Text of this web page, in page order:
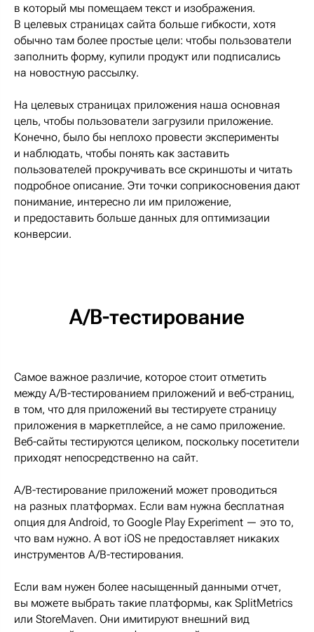
в который мы помещаем текст и изображения.
В целевых страницах сайта больше гибкости, хотя
обычно там более простые цели: чтобы пользователи
заполнить форму, купили продукт или подписались
на новостную рассылку.
На целевых страницах приложения наша основная
цель, чтобы пользователи загрузили приложение.
Конечно, было бы неплохо провести эксперименты
и наблюдать, чтобы понять как заставить
пользователей прокручивать все скриншоты и читать
подробное описание. Эти точки соприкосновения дают
понимание, интересно ли им приложение,
и предоставить больше данных для оптимизации
конверсии.
A/B-тестирование
Самое важное различие, которое стоит отметить
между A/B-тестированием приложений и веб-страниц,
в том, что для приложений вы тестируете страницу
приложения в маркетплейсе, а не само приложение.
Веб-сайты тестируются целиком, поскольку посетители
приходят непосредственно на сайт.
A/B-тестирование приложений может проводиться
на разных платформах. Если вам нужна бесплатная
опция для Android, то Google Play Experiment — это то,
что вам нужно. А вот iOS не предоставляет никаких
инструментов A/B-тестирования.
Если вам нужен более насыщенный данными отчет,
вы можете выбрать такие платформы, как SplitMetrics
или StoreMaven. Они имитируют внешний вид